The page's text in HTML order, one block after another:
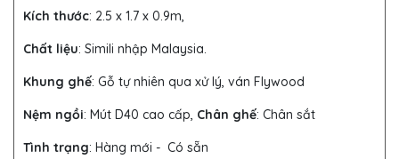
Kích thước: 2.5 x 1.7 x 0.9m,
Chất liệu: Simili nhập Malaysia.
Khung ghế: Gỗ tự nhiên qua xử lý, ván Flywood
Nệm ngồi: Mút D40 cao cấp, Chân ghế: Chân sắt
Tình trạng: Hàng mới - Có sẵn